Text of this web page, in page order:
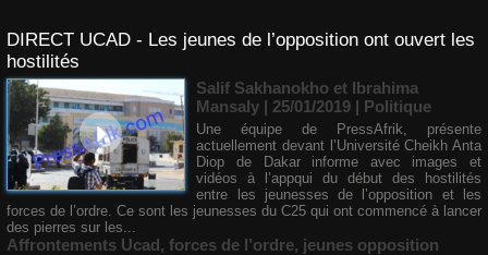
DIRECT UCAD - Les jeunes de l’opposition ont ouvert les
hostilités
Salif Sakhanokho et Ibrahima
Mansaly | 25/01/2019 | Politique
Une équipe de PressAfrik, présente
actuellement devant l’Université Cheikh Anta
Diop de Dakar informe avec images et
vidéos à l’appqui du début des hostilités
entre les jeunesses de l’opposition et les
forces de l’ordre. Ce sont les jeunesses du C25 qui ont commencé à lancer
des pierres sur les...
Affrontements Ucad, forces de l’ordre, jeunes opposition